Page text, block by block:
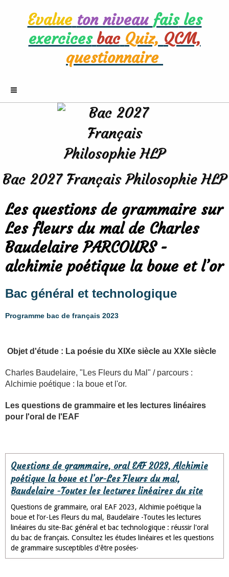
Evalue ton niveau faisles
exercices bac Quiz, QCM,
questionnaire
Bac 2027 Français Philosophie HLP
Les questions de grammaire sur
Les fleurs du mal de Charles
Baudelaire PARCOURS -
alchimie poétique la boue et l’or
Bac général et technologique
Programme bac de français 2023
Objet d'étude : La poésie du XIXe siècle au XXIe siècle
Charles Baudelaire, "Les Fleurs du Mal" / parcours :
Alchimie poétique : la boue et l'or.
Les questions de grammaire et les lectures linéaires
pour l'oral de l'EAF
Questions de grammaire, oral EAF 2023, Alchimie
poétique la boue et l’or-Les Fleurs du mal,
Baudelaire -Toutes les lectures linéaires du site
Questions de grammaire, oral EAF 2023, Alchimie poétique la
boue et l’or-Les Fleurs du mal, Baudelaire -Toutes les lectures
linéaires du site-Bac général et bac technologique : réussir l'oral
du bac de français. Consultez les études linéaires et les questions
de grammaire susceptibles d'être posées-